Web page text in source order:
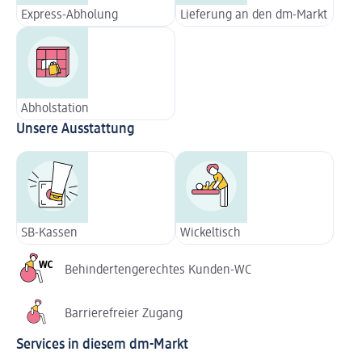
Express-Abholung Lieferung an den dm-Markt
Abholstation
Unsere Ausstattung
SB-Kassen Wickeltisch
Behindertengerechtes Kunden-WC
Barrierefreier Zugang
Services in diesem dm-Markt